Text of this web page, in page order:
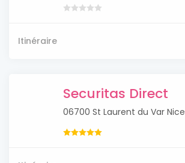
Itinéraire
Securitas Direct
06700 St Laurent du Var Nice